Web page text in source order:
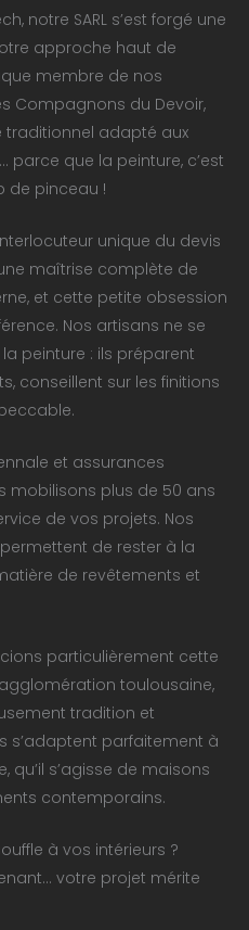
notre SARL s’est forgé une
approche haut de
membre de nos
Compagnons du Devoir,
adapté aux
que la peinture, c’est
de pinceau !
unique du devis
maîtrise complète de
et cette petite obsession
Nos artisans ne se
peinture : ils préparent
conseillent sur les finitions
et assurances
mobilisons plus de 50 ans
de vos projets. Nos
de rester à la
de revêtements et
particulièrement cette
toulousaine,
tradition et
s’adaptent parfaitement à
qu’il s’agisse de maisons
contemporains.
à vos intérieurs ?
votre projet mérite